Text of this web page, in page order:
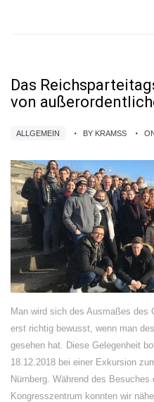
Das
von
ALLGEMEIN BY KRAMSS
Man wird sich des Ausmaßes des
erst richtig bewusst, wenn man
gesehen hat. Diese Gelegenheit
18.12.2018 bei einer Exkursion
Nürnberg. Während des
Kongresszentrum konnten wir